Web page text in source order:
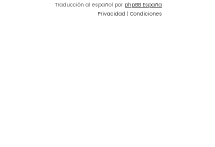
Traducción al español por phpBB España
Privacidad | Condiciones